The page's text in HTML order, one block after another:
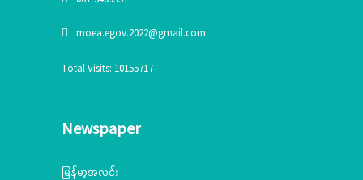
moea.egov.2022@gmail.com
Total Visits: 10155717
Newspaper
မြန်မာ့အလင်း